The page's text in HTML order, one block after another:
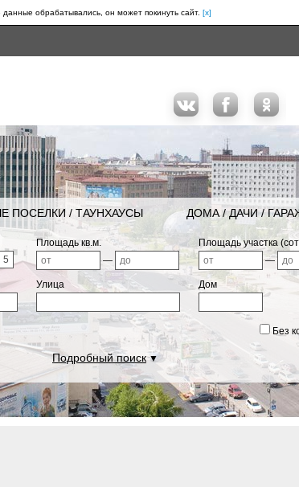
обрабатывались, он может покинуть сайт. [x]
ПОСЕЛКИ / ТАУНХАУСЫ ДОМА / ДАЧИ /
5
Площадь кв.м.
—
Площадь участка
—
Улица Дом
Без
Подробный поиск▼